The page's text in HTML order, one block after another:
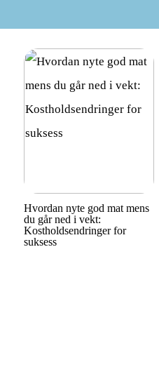
Hvordan nyte god mat mens
du går ned i vekt:
Kostholdsendringer for
suksess